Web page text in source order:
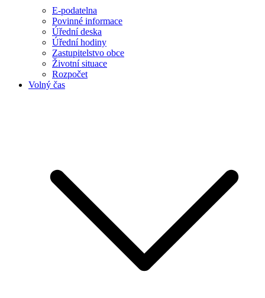
E-podatelna
Povinné informace
Úřední deska
Úřední hodiny
Zastupitelstvo obce
Životní situace
Rozpočet
Volný čas